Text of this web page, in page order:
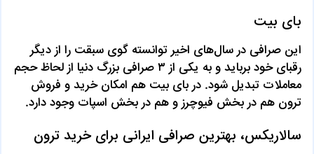
بای بیت
این صرافی در سال‌های اخیر توانسته گوی سبقت را از دیگر
رقبای خود برباید و به یکی از ۳ صرافی بزرگ دنیا از لحاظ حجم
معاملات تبدیل شود. در بای بیت هم امکان خرید و فروش
ترون هم در بخش فیوچرز و هم در بخش اسپات وجود دارد.
سالاریکس، بهترین صرافی ایرانی برای خرید ترون